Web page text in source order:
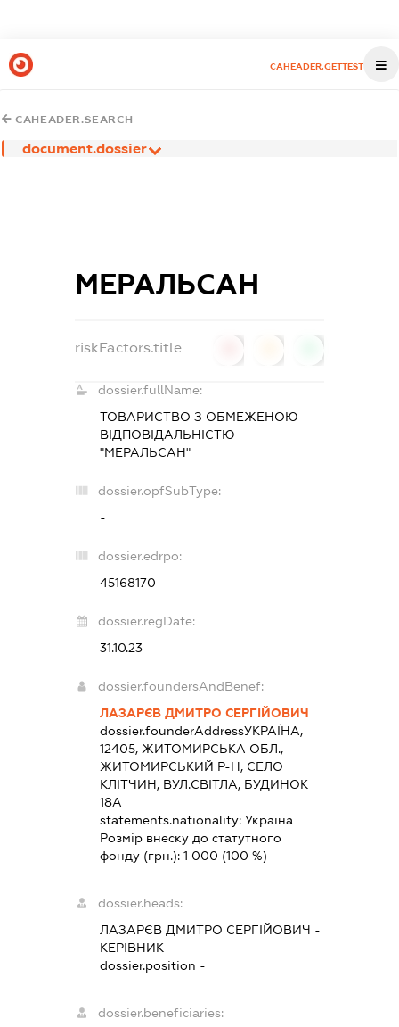
CAHEADER.GETTEST
CAHEADER.SEARCH
document.dossier
МЕРАЛЬСАН
riskFactors.title
dossier.fullName:
ТОВАРИСТВО З ОБМЕЖЕНОЮ
ВІДПОВІДАЛЬНІСТЮ
"МЕРАЛЬСАН"
dossier.opfSubType:
-
dossier.edrpo:
45168170
dossier.regDate:
31.10.23
dossier.foundersAndBenef:
ЛАЗАРЄВ ДМИТРО СЕРГІЙОВИЧ
dossier.founderAddressУКРАЇНА,
12405, ЖИТОМИРСЬКА ОБЛ.,
ЖИТОМИРСЬКИЙ Р-Н, СЕЛО
КЛІТЧИН, ВУЛ.СВІТЛА, БУДИНОК
18А
statements.nationality: Україна
Розмір внеску до статутного
фонду (грн.): 1 000 (100 %)
dossier.heads:
ЛАЗАРЄВ ДМИТРО СЕРГІЙОВИЧ -
КЕРІВНИК
dossier.position -
dossier.beneficiaries: